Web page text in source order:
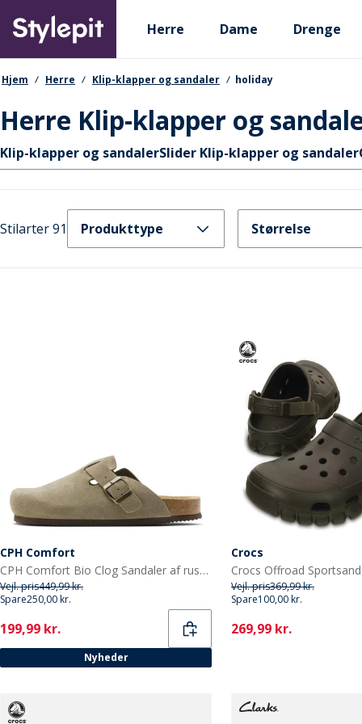
main
content
Primary departments
Herre Dame Drenge
navigationssti
Hjem Herre Klip-klapper og sandaler holiday
Herre Klip-klapper og
Hurtige links
Klip-klapper og sandalerSlider Klip-klapper og sandaler
Stilarter 91 Produkttype Størrelse
CPH Comfort
CPH Comfort Bio Clog Sandaler af ruskind Taupe
Vejl. pris449,99 kr.
Spare250,00 kr.
Current
199,99 kr.
Nyheder
Crocs
Vejl. pris369,99 kr.
Spare100,00 kr.
Current
269,99 kr.